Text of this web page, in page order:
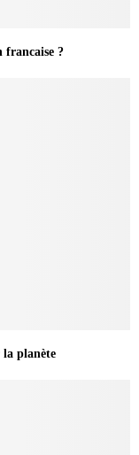
francaise ?
la planète